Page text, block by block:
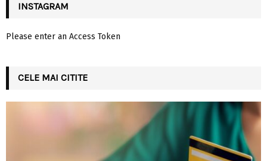
INSTAGRAM
Please enter an Access Token
CELE MAI CITITE